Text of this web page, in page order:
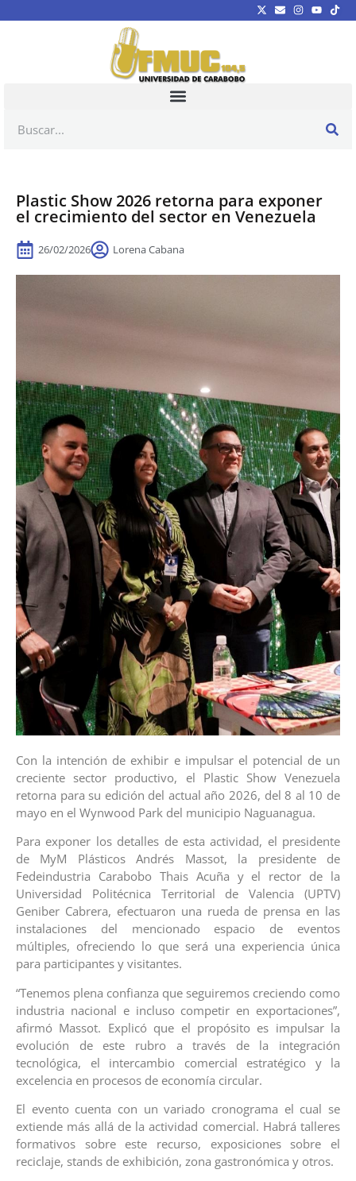
Plastic Show 2026 retorna para exponer
el crecimiento del sector en Venezuela
26/02/2026 Lorena Cabana
Con la intención de exhibir e impulsar el potencial de un
creciente sector productivo, el Plastic Show Venezuela
retorna para su edición del actual año 2026, del 8 al 10 de
mayo en el Wynwood Park del municipio Naguanagua.
Para exponer los detalles de esta actividad, el presidente
de MyM Plásticos Andrés Massot, la presidente de
Fedeindustria Carabobo Thais Acuña y el rector de la
Universidad Politécnica Territorial de Valencia (UPTV)
Geniber Cabrera, efectuaron una rueda de prensa en las
instalaciones del mencionado espacio de eventos
múltiples, ofreciendo lo que será una experiencia única
para participantes y visitantes.
“Tenemos plena confianza que seguiremos creciendo como
industria nacional e incluso competir en exportaciones”,
afirmó Massot. Explicó que el propósito es impulsar la
evolución de este rubro a través de la integración
tecnológica, el intercambio comercial estratégico y la
excelencia en procesos de economía circular.
El evento cuenta con un variado cronograma el cual se
extiende más allá de la actividad comercial. Habrá talleres
formativos sobre este recurso, exposiciones sobre el
reciclaje, stands de exhibición, zona gastronómica y otros.